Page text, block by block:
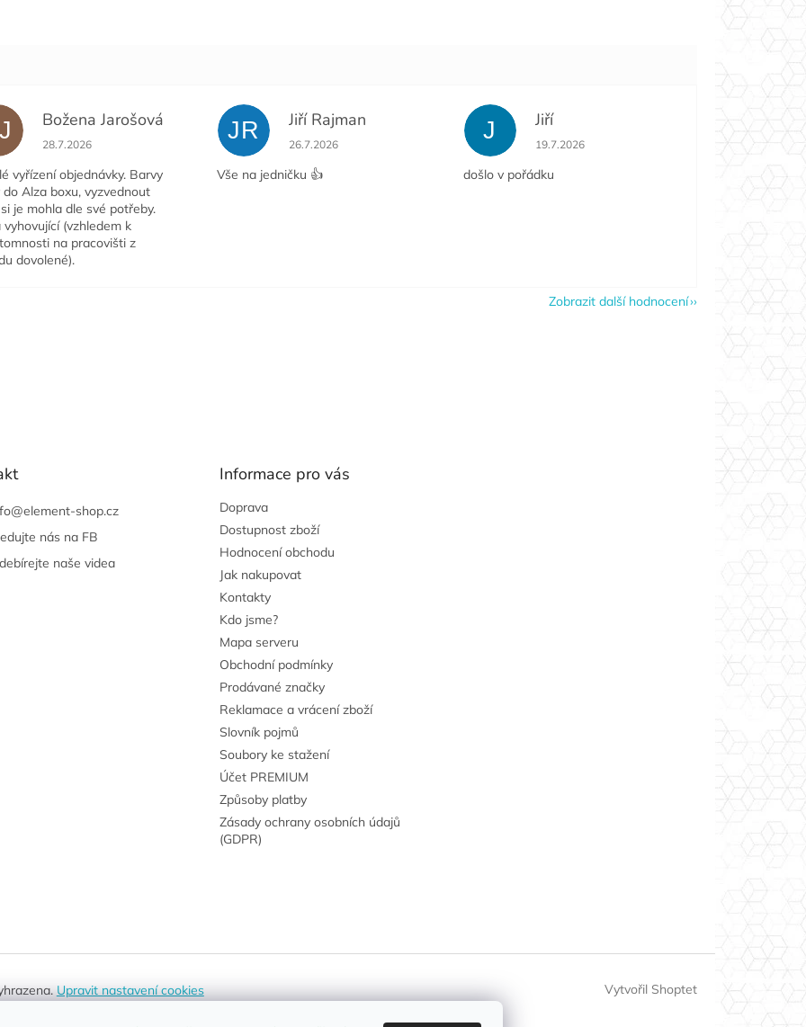
Božena Jarošová
Hodnocení obchodu je 5 z 5 hvězdiček.
28.7.2026
vyřízení objednávky. Barvy
do Alza boxu, vyzvednout
je mohla dle své potřeby.
vyhovující (vzhledem k
na pracovišti z
dovolené).
JR Jiří Rajman
Hodnocení obchodu je 5 z 5 hvězdiček.
26.7.2026
Vše na jedničku 👍
J Jiří
Hodnocení obchodu je 5 z 5 hvězdiček.
19.7.2026
došlo v pořádku
Zobrazit další hodnocení
@element-shop.cz
nás na FB
naše videa
Informace pro vás
Doprava
Dostupnost zboží
Hodnocení obchodu
Jak nakupovat
Kontakty
Kdo jsme?
Mapa serveru
Obchodní podmínky
Prodávané značky
Reklamace a vrácení zboží
Slovník pojmů
Soubory ke stažení
Účet PREMIUM
Způsoby platby
Zásady ochrany osobních údajů
(GDPR)
Vytvořil Shoptet
Upravit nastavení cookies